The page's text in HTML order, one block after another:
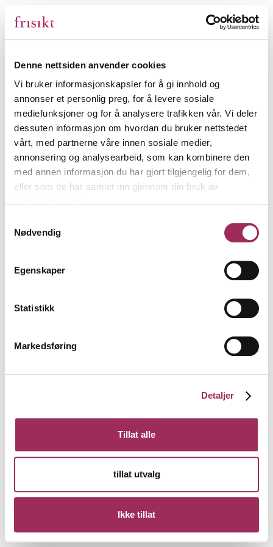
Denne nettsiden anvender cookies
Vi bruker informasjonskapsler for å gi innhold og
annonser et personlig preg, for å levere sosiale
mediefunksjoner og for å analysere trafikken vår. Vi deler
dessuten informasjon om hvordan du bruker nettstedet
vårt, med partnerne våre innen sosiale medier,
annonsering og analysearbeid, som kan kombinere den
med annen informasjon du har gjort tilgjengelig for dem,
eller som de har samlet inn gjennom din bruk av
Nødvendig
Egenskaper
Statistikk
Markedsføring
Detaljer
Tillat alle
tillat utvalg
Ikke tillat